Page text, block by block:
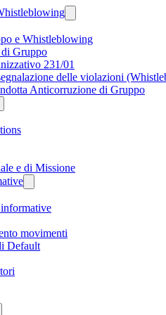
e Whistleblowing
Gruppo
231/01
delle violazioni
Anticorruzione di Gruppo
e di Missione
movimenti
Default